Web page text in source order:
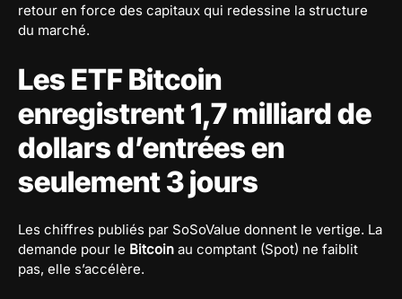
retour en force des capitaux qui redessine la structure
du marché.
Les ETF Bitcoin
enregistrent 1,7 milliard de
dollars d’entrées en
seulement 3 jours
Les chiffres publiés par SoSoValue donnent le vertige. La
demande pour le Bitcoin au comptant (Spot) ne faiblit
pas, elle s’accélère.